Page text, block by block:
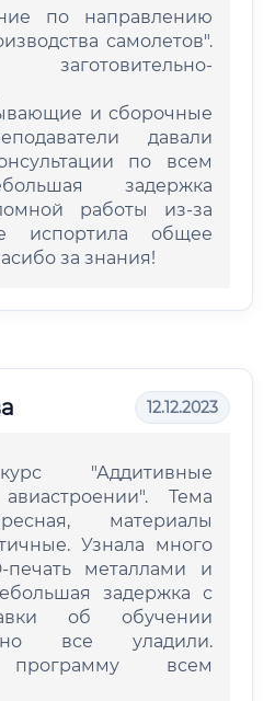
по направлению
самолетов".
заготовительно-
и сборочные
давали
по всем
задержка
работы из-за
испортила общее
за знания!
12.12.2023
"Аддитивные
Тема
материалы
Узнала много
металлами и
задержка с
об обучении
но все уладили.
программу всем